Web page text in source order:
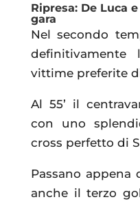
Ripresa: De Luca
gara
Nel secondo
vittime preferite
Al 55’ il
con uno
cross perfetto di
Passano
anche il terzo